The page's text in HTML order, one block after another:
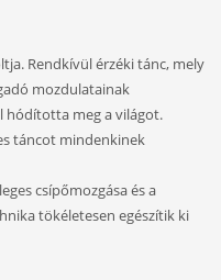
Rendkívül érzéki tánc, mely
mozdulatainak
hódította meg a világot.
táncot mindenkinek
csípőmozgása és a
tökéletesen egészítik ki